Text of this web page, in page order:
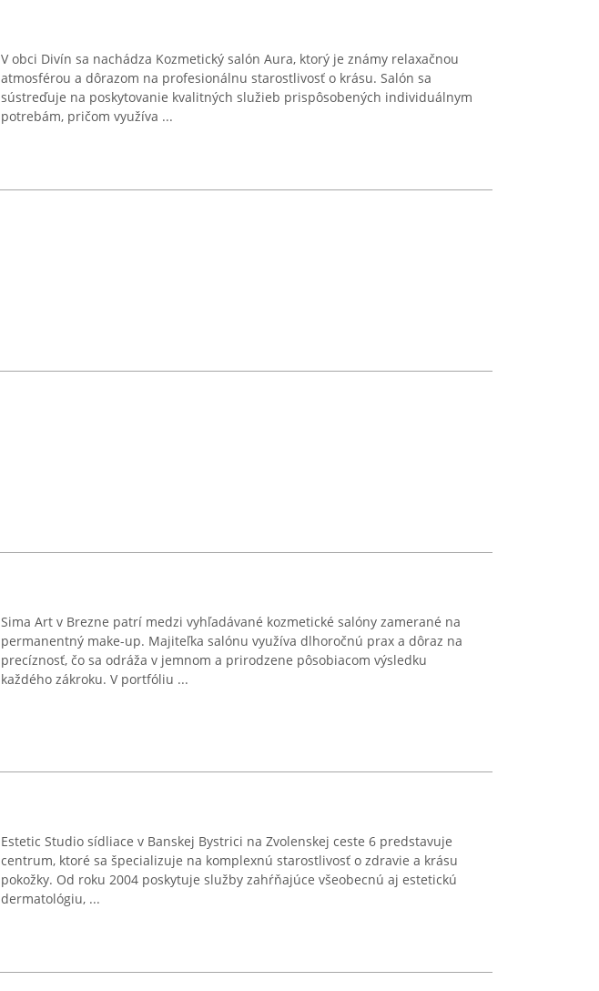
V obci Divín sa nachádza Kozmetický salón Aura, ktorý je známy relaxačnou
atmosférou a dôrazom na profesionálnu starostlivosť o krásu. Salón sa
sústreďuje na poskytovanie kvalitných služieb prispôsobených individuálnym
potrebám, pričom využíva ...
Sima Art v Brezne patrí medzi vyhľadávané kozmetické salóny zamerané na
permanentný make-up. Majiteľka salónu využíva dlhoročnú prax a dôraz na
precíznosť, čo sa odráža v jemnom a prirodzene pôsobiacom výsledku
každého zákroku. V portfóliu ...
Estetic Studio sídliace v Banskej Bystrici na Zvolenskej ceste 6 predstavuje
centrum, ktoré sa špecializuje na komplexnú starostlivosť o zdravie a krásu
pokožky. Od roku 2004 poskytuje služby zahŕňajúce všeobecnú aj estetickú
dermatológiu, ...